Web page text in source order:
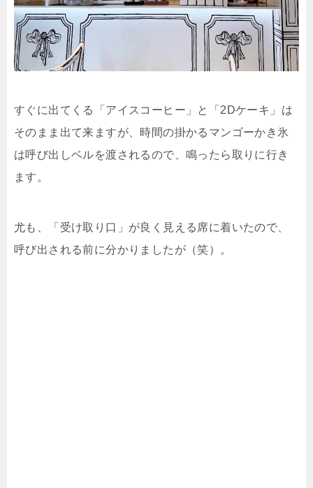
すぐに出てくる「アイスコーヒー」と「2Dケーキ」は
そのまま出て来ますが、時間の掛かるマンゴーかき氷
は呼び出しベルを渡されるので、鳴ったら取りに行き
ます。
尤も、「受け取り口」が良く見える席に着いたので、
呼び出される前に分かりましたが（笑）。